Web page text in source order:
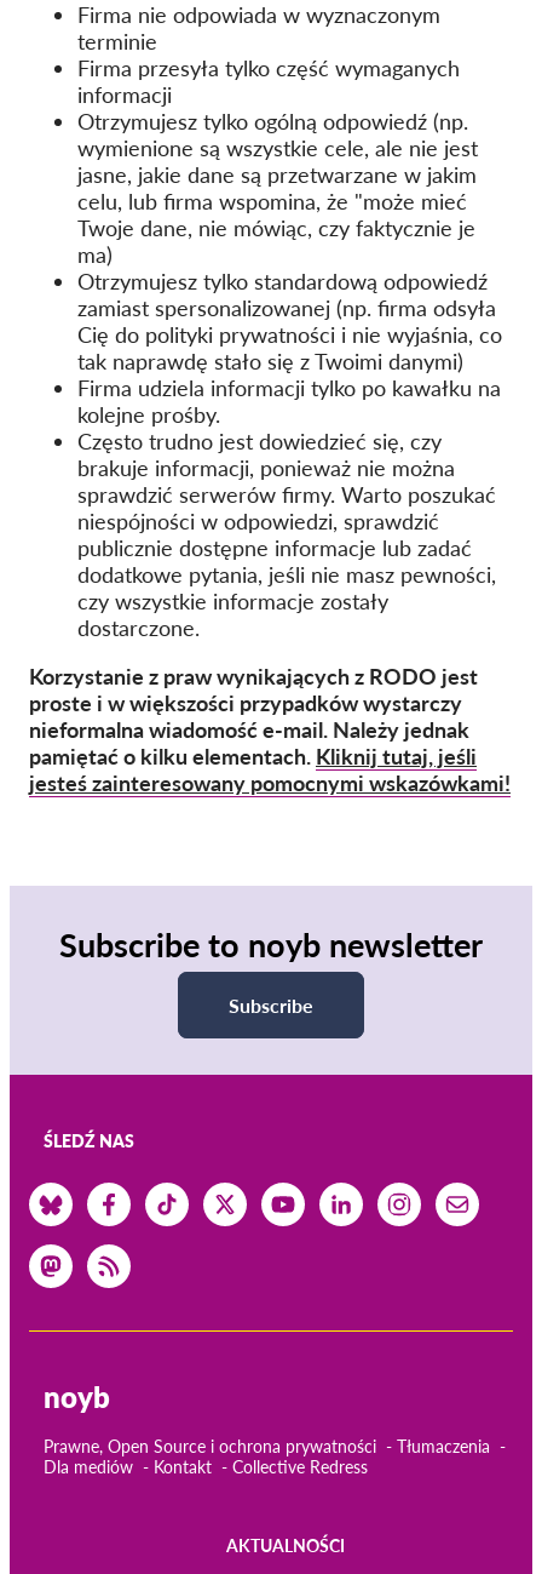
Firma nie odpowiada w wyznaczonym
terminie
Firma przesyła tylko część wymaganych
informacji
Otrzymujesz tylko ogólną odpowiedź (np.
wymienione są wszystkie cele, ale nie jest
jasne, jakie dane są przetwarzane w jakim
celu, lub firma wspomina, że "może mieć
Twoje dane, nie mówiąc, czy faktycznie je
ma)
Otrzymujesz tylko standardową odpowiedź
zamiast spersonalizowanej (np. firma odsyła
Cię do polityki prywatności i nie wyjaśnia, co
tak naprawdę stało się z Twoimi danymi)
Firma udziela informacji tylko po kawałku na
kolejne prośby.
Często trudno jest dowiedzieć się, czy
brakuje informacji, ponieważ nie można
sprawdzić serwerów firmy. Warto poszukać
niespójności w odpowiedzi, sprawdzić
publicznie dostępne informacje lub zadać
dodatkowe pytania, jeśli nie masz pewności,
czy wszystkie informacje zostały
dostarczone.
Korzystanie z praw wynikających z RODO jest
proste i w większości przypadków wystarczy
nieformalna wiadomość e-mail. Należy jednak
pamiętać o kilku elementach. Kliknij tutaj, jeśli
jesteś zainteresowany pomocnymi wskazówkami!
Subscribe to noyb newsletter
Subscribe
ŚLEDŹ NAS
noyb
Prawne, Open Source i ochrona prywatności
Tłumaczenia
Dla mediów
Kontakt Collective Redress
AKTUALNOŚCI